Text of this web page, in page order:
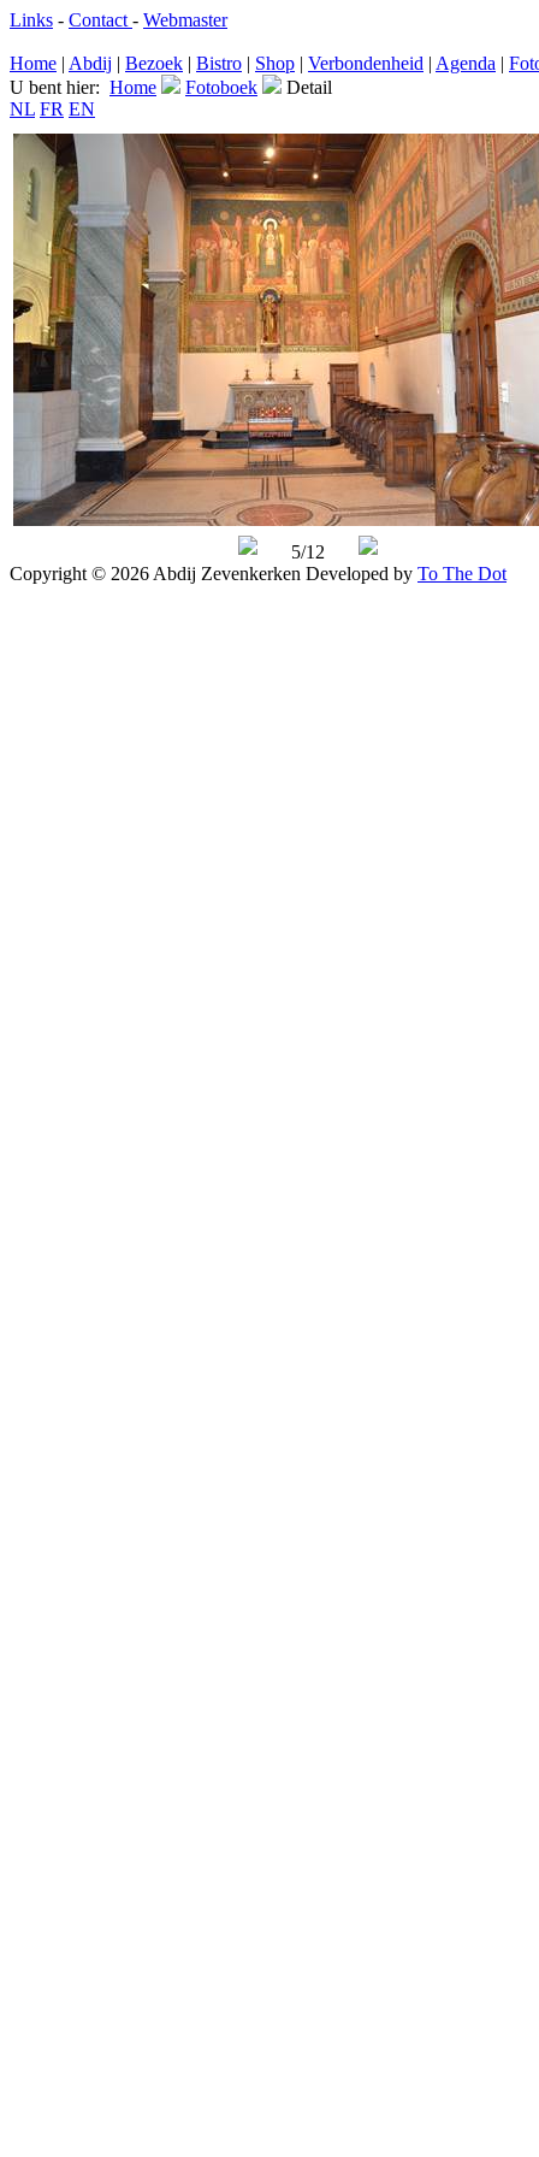
Links - Contact - Webmaster
Home | Abdij | Bezoek | Bistro | Shop | Verbondenheid | Agenda |
U bent hier: Home Fotoboek
Detail
NL FR EN
5/12
Copyright © 2026 Abdij Zevenkerken Developed by To The Dot